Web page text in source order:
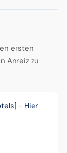
ersten
Anreiz zu
- Hier